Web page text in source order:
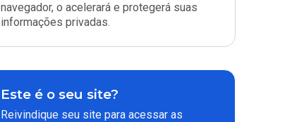
navegador, o acelerará e protegerá suas
informações privadas.
Este é o seu site?
Reivindique seu site para acessar as